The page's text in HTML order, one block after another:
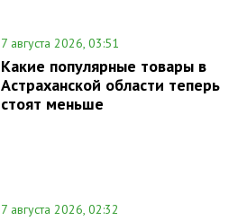
7 августа 2026, 03:51
Какие популярные товары в
Астраханской области теперь
стоят меньше
7 августа 2026, 02:32